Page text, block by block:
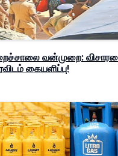
வன்முறை:
கையளிப்பு!